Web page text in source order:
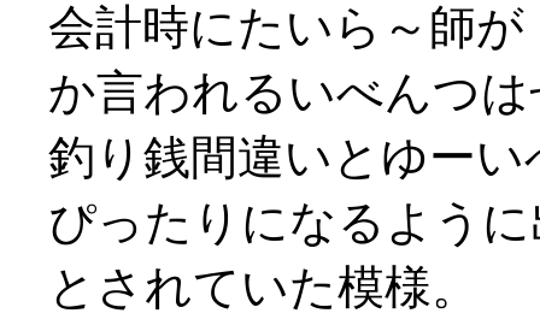
会計時にたいら～師
か言われるいべんつ
釣り銭間違いとゆー
ぴったりになるよう
とされていた模様。